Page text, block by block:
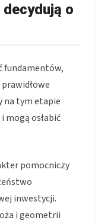
o
fundamentów,
na tym etapie
mogą osłabić
pomocniczy
inwestycji.
i geometrii